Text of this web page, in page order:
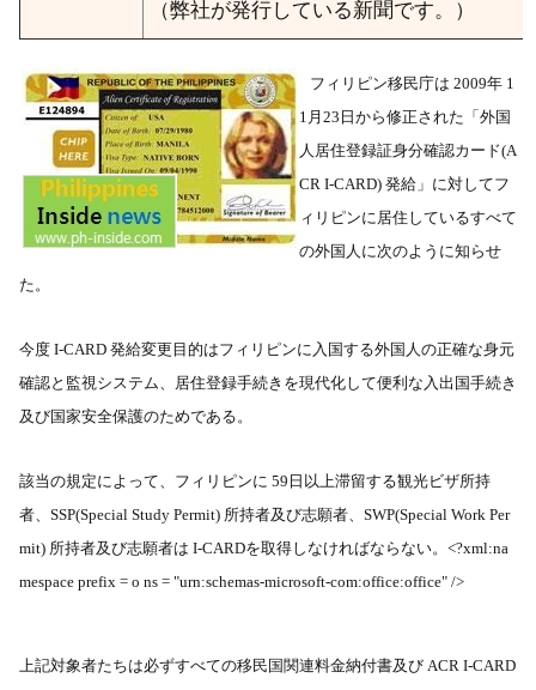
（弊社が発行している新聞です。）
フィリピン移民庁は 2009年 1
1 月 23 日から修正された「外国
人居住登録証身分確認カード(A
CR I-CARD) 発給」に対してフ
ィリピンに居住しているすべて
の外国人に次のように知らせ
た。
今度 I-CARD 発給変更目的はフィリピンに入国する外国人の正確な身元
確認と監視システム、居住登録手続きを現代化して便利な入出国手続き
及び国家安全保護のためである。
該当の規定によって、フィリピンに 59 日以上滞留する観光ビザ所持
者、 SSP(Special Study Permit) 所持者及び志願者、 SWP(Special Work Per
mit) 所持者及び志願者は I-CARDを取得しなければならない。 <?xml:na
mespace prefix = o ns = "urn:schemas-microsoft-com:office:office" />
上記対象者たちは必ずすべての移民国関連料金納付書及び ACR I-CARD